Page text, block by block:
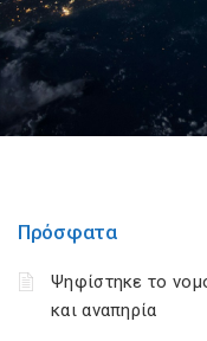
Πρόσφατα
Ψηφίστηκε το
και αναπηρία